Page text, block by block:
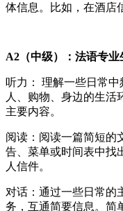
体信息。比如，在酒店
A2（中级）：法语专业
听力： 理解一些日常
人、购物、身边的生活
主要内容。
阅读：阅读一篇简短的
告、菜单或时间表中找
人信件。
对话：通过一些日常的
务，互通简要信息。简